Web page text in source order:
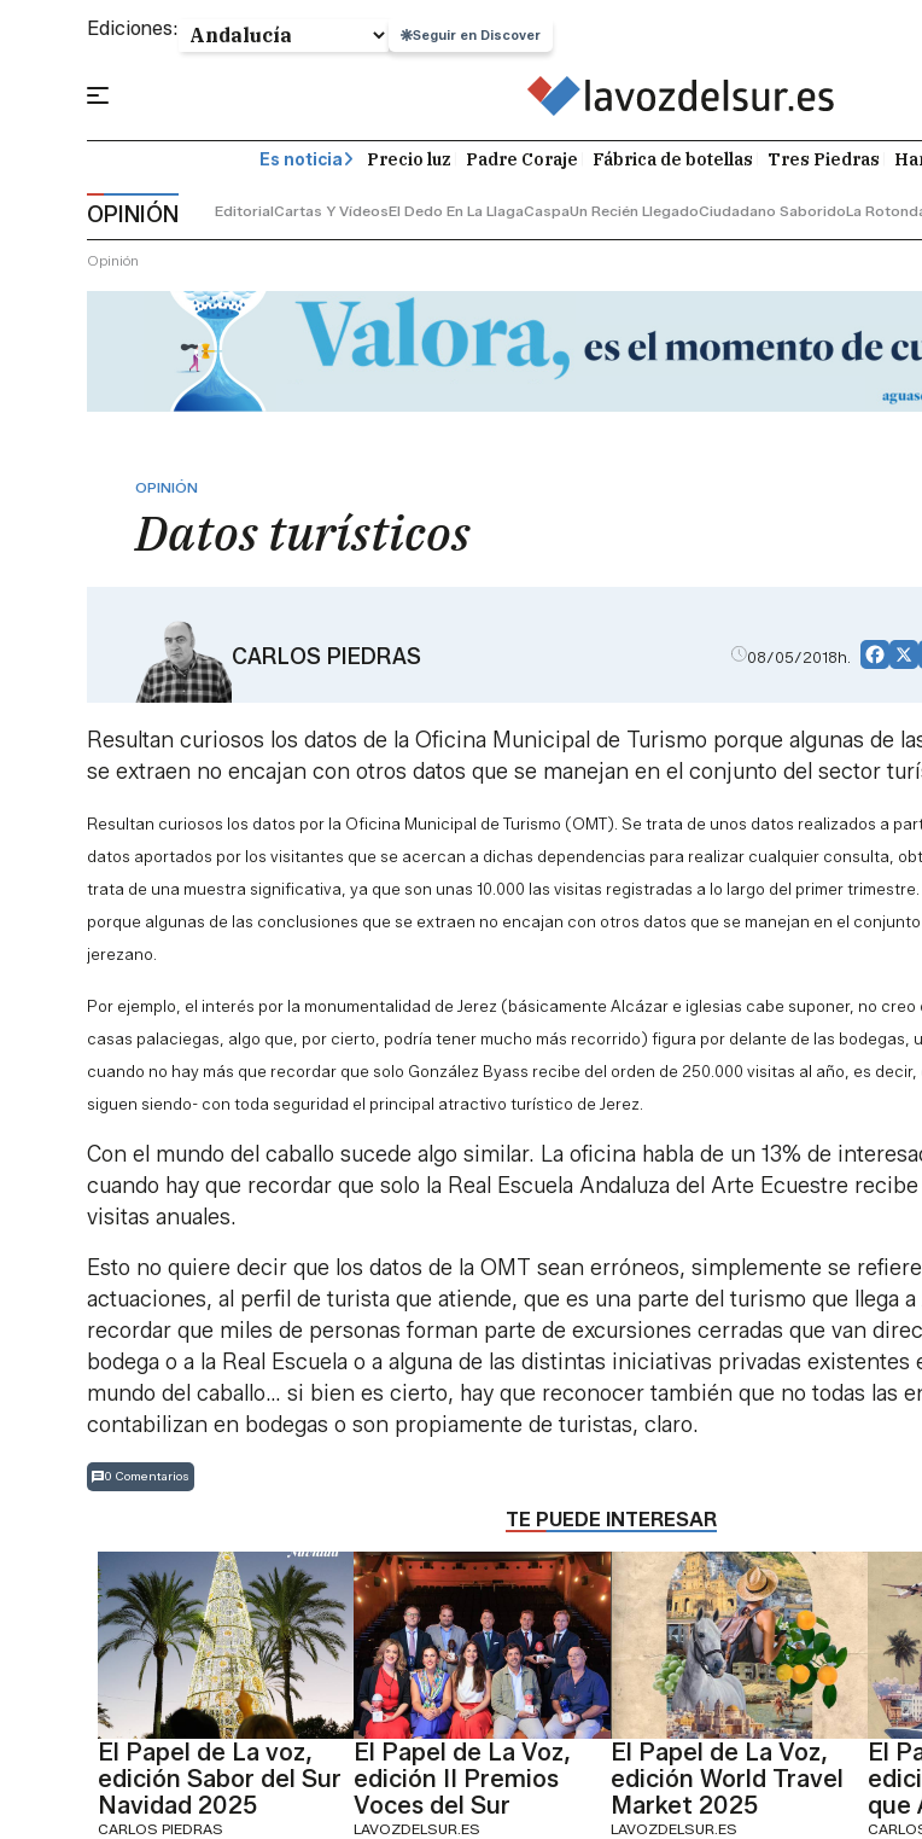
Ediciones: Seguir en Discover
Es noticia Precio luz Padre Coraje Fábrica de botellas Tres Piedras
OPINIÓN EditorialCartas Y VídeosEl Dedo En La LlagaCaspaUn Recién LlegadoCiudadano SaboridoLa
Opinión
OPINIÓN
Datos turísticos
CARLOS PIEDRAS 08/05/2018h. X
Resultan curiosos los datos de la Oficina Municipal de Turismo porque algunas de
se extraen no encajan con otros datos que se manejan en el conjunto del sector
Resultan curiosos los datos por la Oficina Municipal de Turismo (OMT). Se trata de unos datos realizados a
datos aportados por los visitantes que se acercan a dichas dependencias para realizar cualquier consulta,
trata de una muestra significativa, ya que son unas 10.000 las visitas registradas a lo largo del primer
porque algunas de las conclusiones que se extraen no encajan con otros datos que se manejan en el
jerezano.
Por ejemplo, el interés por la monumentalidad de Jerez (básicamente Alcázar e iglesias cabe suponer, no
casas palaciegas, algo que, por cierto, podría tener mucho más recorrido) figura por delante de las bodegas,
cuando no hay más que recordar que solo González Byass recibe del orden de 250.000 visitas al año, es
siguen siendo- con toda seguridad el principal atractivo turístico de Jerez.
Con el mundo del caballo sucede algo similar. La oficina habla de un 13% de
cuando hay que recordar que solo la Real Escuela Andaluza del Arte Ecuestre
visitas anuales.
Esto no quiere decir que los datos de la OMT sean erróneos, simplemente se
actuaciones, al perfil de turista que atiende, que es una parte del turismo que llega a
recordar que miles de personas forman parte de excursiones cerradas que van
bodega o a la Real Escuela o a alguna de las distintas iniciativas privadas
mundo del caballo… si bien es cierto, hay que reconocer también que no todas las
contabilizan en bodegas o son propiamente de turistas, claro.
0 Comentarios
TE PUEDE INTERESAR
El Papel de La voz,
edición Sabor del Sur
Navidad 2025
CARLOS PIEDRAS
El Papel de La Voz,
edición II Premios
Voces del Sur
LAVOZDELSUR.ES
El Papel de La Voz,
edición World Travel
Market 2025
LAVOZDELSUR.ES
El
que